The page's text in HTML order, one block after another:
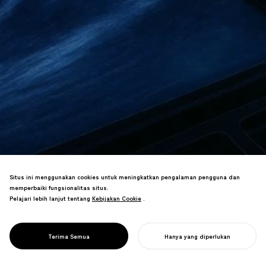
DESAIN
MANAJEMEN
LIMBAH NUKLIR
JEPANG
Strategi desain untuk tantangan
menjembatani ke masa depan energi
terbarukan.
Situs ini menggunakan cookies untuk meningkatkan pengalaman pengguna dan
memperbaiki fungsionalitas situs.
Pelajari lebih lanjut tentang Kebijakan Cookie
Kebijakan Cookie .
Terima Semua Hanya yang diperlukan